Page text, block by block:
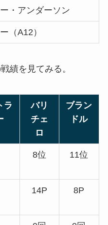
・アンダーソン
（A12）
績を見てみる。
ラ
バリ
チェ
ロ
ブラン
ドル
8位 11位
14P 8P